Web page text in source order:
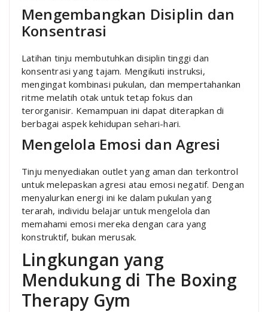
Mengembangkan Disiplin dan
Konsentrasi
Latihan tinju membutuhkan disiplin tinggi dan
konsentrasi yang tajam. Mengikuti instruksi,
mengingat kombinasi pukulan, dan mempertahankan
ritme melatih otak untuk tetap fokus dan
terorganisir. Kemampuan ini dapat diterapkan di
berbagai aspek kehidupan sehari-hari.
Mengelola Emosi dan Agresi
Tinju menyediakan outlet yang aman dan terkontrol
untuk melepaskan agresi atau emosi negatif. Dengan
menyalurkan energi ini ke dalam pukulan yang
terarah, individu belajar untuk mengelola dan
memahami emosi mereka dengan cara yang
konstruktif, bukan merusak.
Lingkungan yang
Mendukung di The Boxing
Therapy Gym